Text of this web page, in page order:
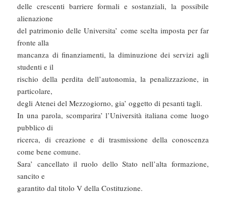
delle crescenti barriere formali e sostanziali, la possibile
alienazione
del patrimonio delle Universita’ come scelta imposta per far
fronte alla
mancanza di finanziamenti, la diminuzione dei servizi agli
studenti e il
rischio della perdita dell’autonomia, la penalizzazione, in
particolare,
degli Atenei del Mezzogiorno, gia’ oggetto di pesanti tagli.
In una parola, scomparira’ l’Università italiana come luogo
pubblico di
ricerca, di creazione e di trasmissione della conoscenza
come bene comune.
Sara’ cancellato il ruolo dello Stato nell’alta formazione,
sancito e
garantito dal titolo V della Costituzione.